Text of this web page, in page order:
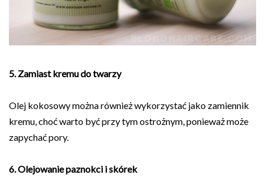
5. Zamiast kremu do twarzy
Olej kokosowy można również wykorzystać jako zamiennik
kremu, choć warto być przy tym ostrożnym, ponieważ może
zapychać pory.
6. Olejowanie paznokci i skórek